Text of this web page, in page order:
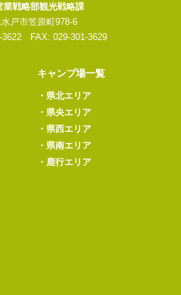
業戦略部観光戦略課
戸市笠原町978-6
3622 FAX: 029-301-3629
キャンプ場一覧
・ 県北エリア
・ 県央エリア
・ 県西エリア
・ 県南エリア
・ 鹿行エリア